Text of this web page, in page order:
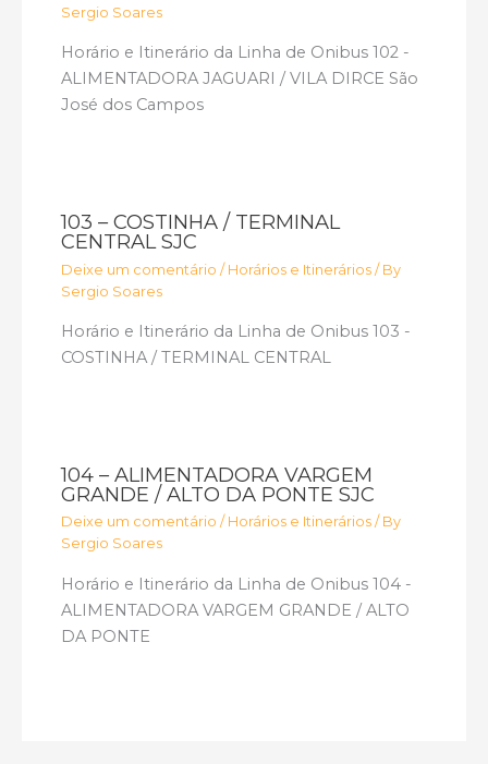
Sergio Soares
Horário e Itinerário da Linha de Onibus 102 -
ALIMENTADORA JAGUARI / VILA DIRCE São
José dos Campos
103 – COSTINHA / TERMINAL
CENTRAL SJC
Deixe um comentário / Horários e Itinerários / By
Sergio Soares
Horário e Itinerário da Linha de Onibus 103 -
COSTINHA / TERMINAL CENTRAL
104 – ALIMENTADORA VARGEM
GRANDE / ALTO DA PONTE SJC
Deixe um comentário / Horários e Itinerários / By
Sergio Soares
Horário e Itinerário da Linha de Onibus 104 -
ALIMENTADORA VARGEM GRANDE / ALTO
DA PONTE